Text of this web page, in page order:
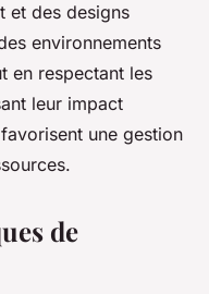
et des designs
environnements
en respectant les
leur impact
une gestion
de